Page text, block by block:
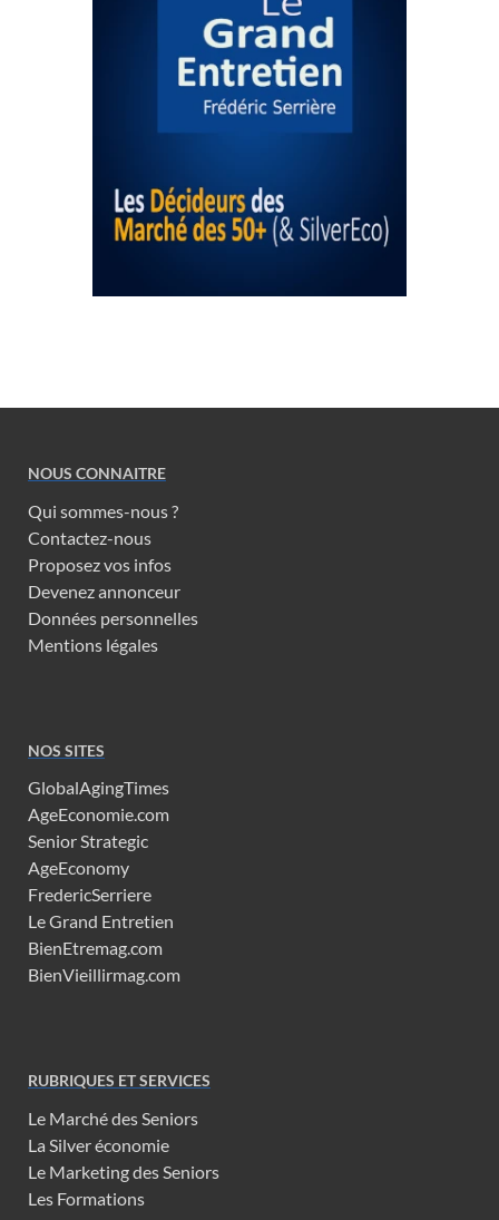
NOUS CONNAITRE
Qui sommes-nous ?
Contactez-nous
Proposez vos infos
Devenez annonceur
Données personnelles
Mentions légales
NOS SITES
GlobalAgingTimes
AgeEconomie.com
Senior Strategic
AgeEconomy
FredericSerriere
Le Grand Entretien
BienEtremag.com
BienVieillirmag.com
RUBRIQUES ET SERVICES
Le Marché des Seniors
La Silver économie
Le Marketing des Seniors
Les Formations